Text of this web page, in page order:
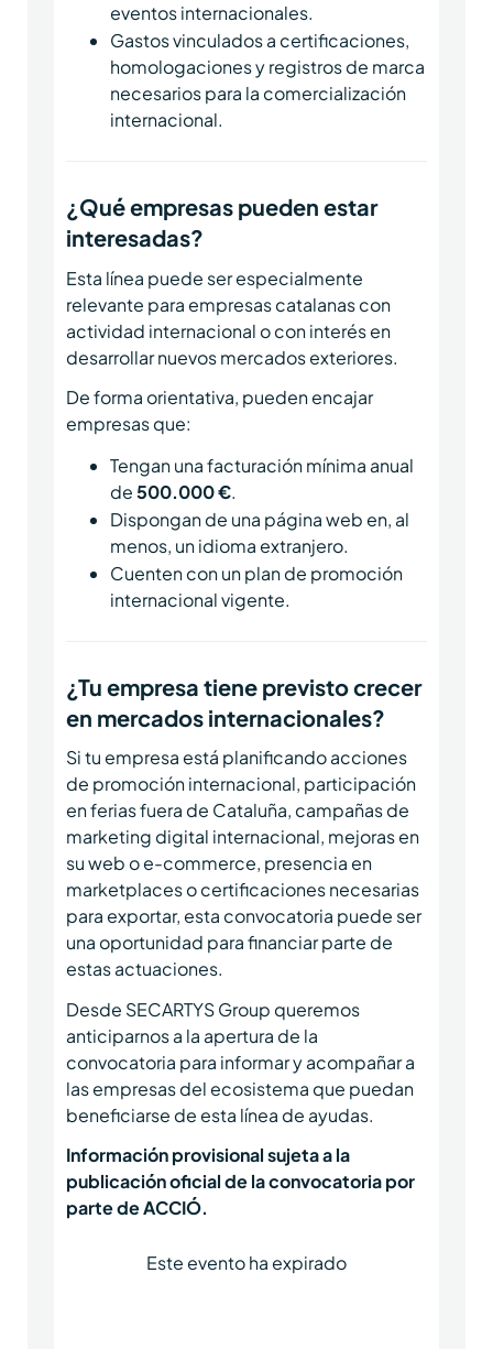
eventos internacionales.
Gastos vinculados a certificaciones,
homologaciones y registros de marca
necesarios para la comercialización
internacional.
¿Qué empresas pueden estar
interesadas?
Esta línea puede ser especialmente
relevante para empresas catalanas con
actividad internacional o con interés en
desarrollar nuevos mercados exteriores.
De forma orientativa, pueden encajar
empresas que:
Tengan una facturación mínima anual
de500.000 €.
Dispongan de una página web en, al
menos, un idioma extranjero.
Cuenten con un plan de promoción
internacional vigente.
¿Tu empresa tiene previsto crecer
en mercados internacionales?
Si tu empresa está planificando acciones
de promoción internacional, participación
en ferias fuera de Cataluña, campañas de
marketing digital internacional, mejoras en
su web o e-commerce, presencia en
marketplaces o certificaciones necesarias
para exportar, esta convocatoria puede ser
una oportunidad para financiar parte de
estas actuaciones.
Desde SECARTYS Group queremos
anticiparnos a la apertura de la
convocatoria para informar y acompañar a
las empresas del ecosistema que puedan
beneficiarse de esta línea de ayudas.
Información provisional sujeta a la
publicación oficial de la convocatoria por
parte de ACCIÓ.
Este evento ha expirado